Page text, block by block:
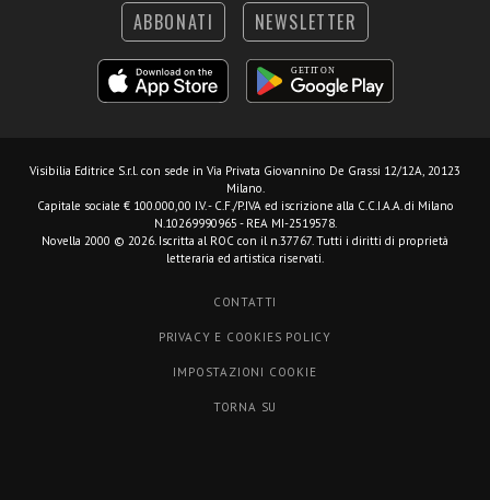
ABBONATI NEWSLETTER
Visibilia Editrice S.r.l. con sede in Via Privata Giovannino De Grassi 12/12A, 20123
Milano.
Capitale sociale € 100.000,00 I.V. - C.F./P.IVA ed iscrizione alla C.C.I.A.A. di Milano
N.10269990965 - REA MI-2519578.
Novella 2000 © 2026. Iscritta al ROC con il n.37767. Tutti i diritti di proprietà
letteraria ed artistica riservati.
CONTATTI
PRIVACY E COOKIES POLICY
IMPOSTAZIONI COOKIE
TORNA SU